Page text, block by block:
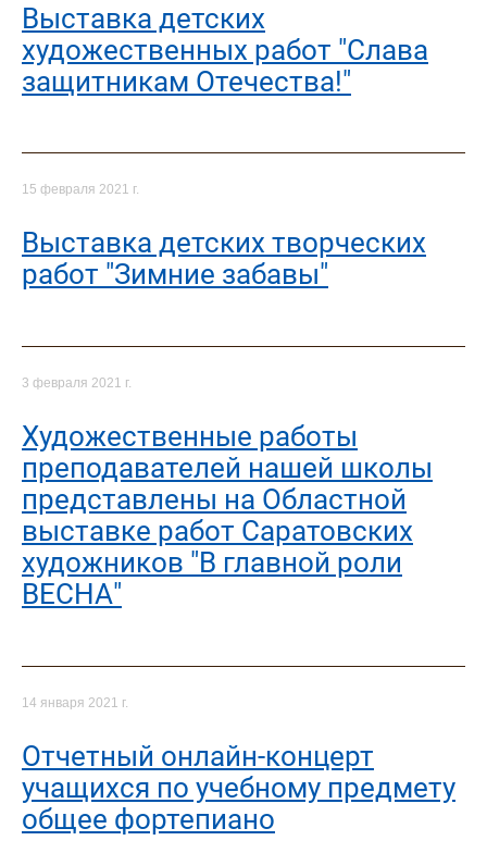
Выставка детских
художественных работ "Слава
защитникам Отечества!"
15 февраля 2021 г.
Выставка детских творческих
работ "Зимние забавы"
3 февраля 2021 г.
Художественные работы
преподавателей нашей школы
представлены на Областной
выставке работ Саратовских
художников "В главной роли
ВЕСНА"
14 января 2021 г.
Отчетный онлайн-концерт
учащихся по учебному предмету
общее фортепиано